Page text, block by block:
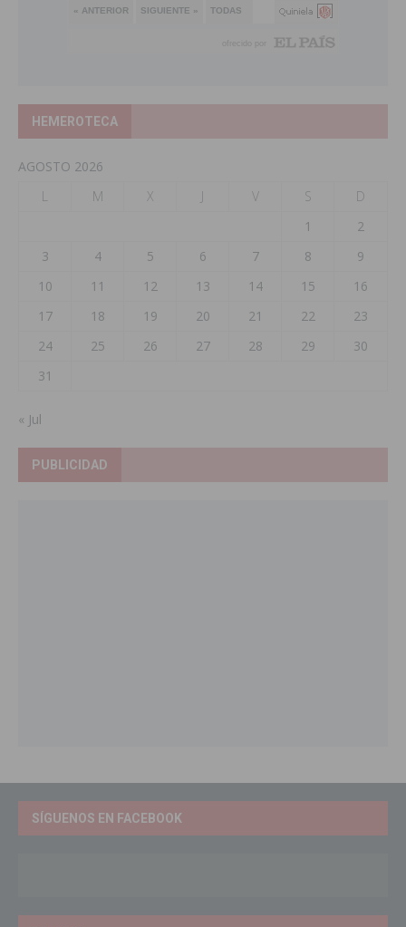
HEMEROTECA
AGOSTO 2026
L
M X J V S
D
1
2
3
4 5 6 7 8
9
10
11 12 13 14 15
16
17
18 19 20 21 22
23
24
25 26 27 28 29
30
31
« Jul
PUBLICIDAD
SÍGUENOS EN FACEBOOK